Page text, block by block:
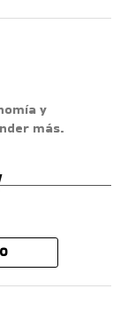
y
más.